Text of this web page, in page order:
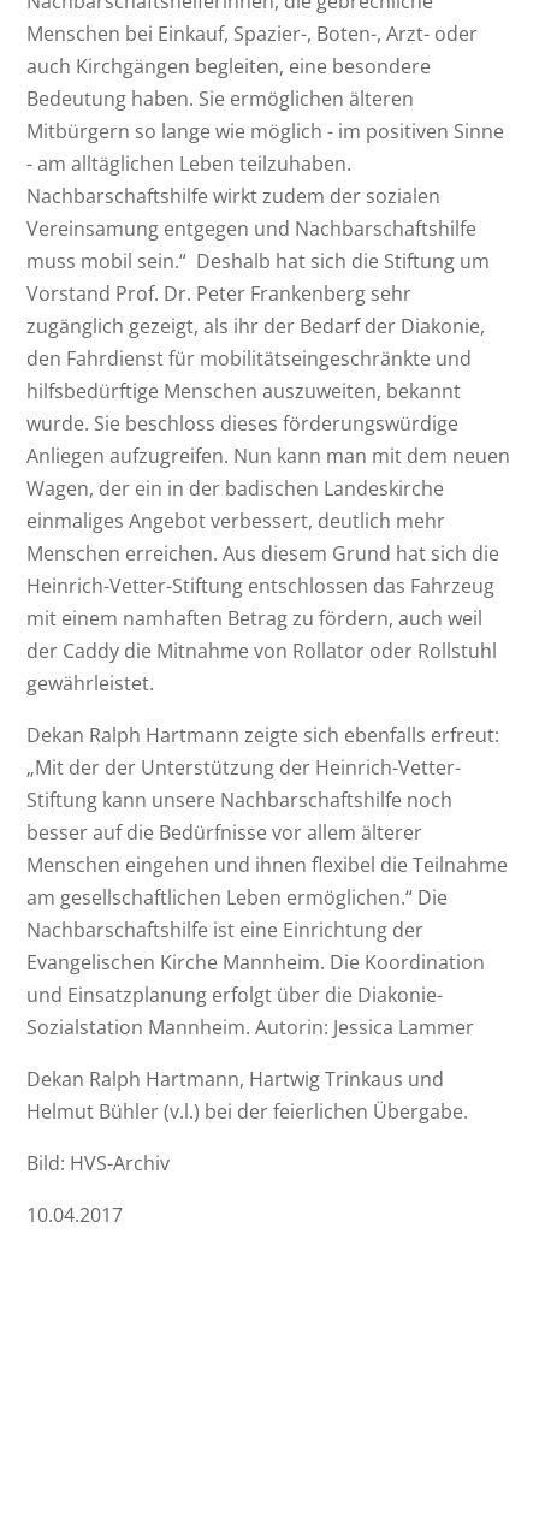
Menschen bei Einkauf, Spazier-, Boten-, Arzt- oder
auch Kirchgängen begleiten, eine besondere
Bedeutung haben. Sie ermöglichen älteren
Mitbürgern so lange wie möglich - im positiven Sinne
- am alltäglichen Leben teilzuhaben.
Nachbarschaftshilfe wirkt zudem der sozialen
Vereinsamung entgegen und Nachbarschaftshilfe
muss mobil sein.“ Deshalb hat sich die Stiftung um
Vorstand Prof. Dr. Peter Frankenberg sehr
zugänglich gezeigt, als ihr der Bedarf der Diakonie,
den Fahrdienst für mobilitätseingeschränkte und
hilfsbedürftige Menschen auszuweiten, bekannt
wurde. Sie beschloss dieses förderungswürdige
Anliegen aufzugreifen. Nun kann man mit dem neuen
Wagen, der ein in der badischen Landeskirche
einmaliges Angebot verbessert, deutlich mehr
Menschen erreichen. Aus diesem Grund hat sich die
Heinrich-Vetter-Stiftung entschlossen das Fahrzeug
mit einem namhaften Betrag zu fördern, auch weil
der Caddy die Mitnahme von Rollator oder Rollstuhl
gewährleistet.
Dekan Ralph Hartmann zeigte sich ebenfalls erfreut:
„Mit der der Unterstützung der Heinrich-Vetter-
Stiftung kann unsere Nachbarschaftshilfe noch
besser auf die Bedürfnisse vor allem älterer
Menschen eingehen und ihnen flexibel die Teilnahme
am gesellschaftlichen Leben ermöglichen.“ Die
Nachbarschaftshilfe ist eine Einrichtung der
Evangelischen Kirche Mannheim. Die Koordination
und Einsatzplanung erfolgt über die Diakonie-
Sozialstation Mannheim. Autorin: Jessica Lammer
Dekan Ralph Hartmann, Hartwig Trinkaus und
Helmut Bühler (v.l.) bei der feierlichen Übergabe.
Bild: HVS-Archiv
10.04.2017